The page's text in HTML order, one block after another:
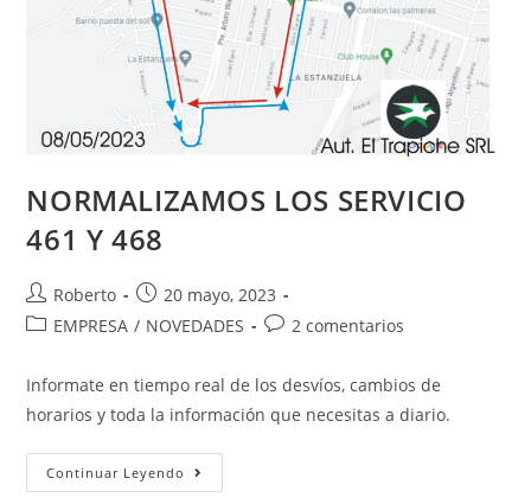
NORMALIZAMOS LOS SERVICIO
461 Y 468
Autor
de
Roberto
Entrada
publicada:
20 mayo, 2023
Categoría
la
EMPRESA / NOVEDADES
Comentarios
2 comentarios
Informate en tiempo real de los desvíos, cambios de
horarios y toda la información que necesitas a diario.
Continuar Leyendo NORMALIZAMOS
LOS